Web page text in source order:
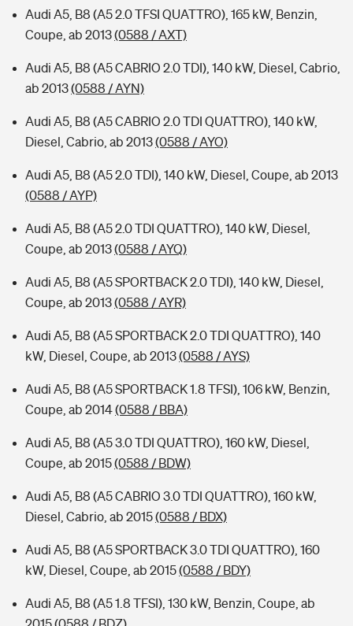
Audi A5, B8 (A5 2.0 TFSI QUATTRO), 165 kW, Benzin,
Coupe, ab 2013(0588 / AXT)
Audi A5, B8 (A5 CABRIO 2.0 TDI), 140 kW, Diesel, Cabrio,
ab 2013(0588 / AYN)
Audi A5, B8 (A5 CABRIO 2.0 TDI QUATTRO), 140 kW,
Diesel, Cabrio, ab 2013(0588 / AYO)
Audi A5, B8 (A5 2.0 TDI), 140 kW, Diesel, Coupe, ab 2013
(0588 / AYP)
Audi A5, B8 (A5 2.0 TDI QUATTRO), 140 kW, Diesel,
Coupe, ab 2013(0588 / AYQ)
Audi A5, B8 (A5 SPORTBACK 2.0 TDI), 140 kW, Diesel,
Coupe, ab 2013(0588 / AYR)
Audi A5, B8 (A5 SPORTBACK 2.0 TDI QUATTRO), 140
kW, Diesel, Coupe, ab 2013(0588 / AYS)
Audi A5, B8 (A5 SPORTBACK 1.8 TFSI), 106 kW, Benzin,
Coupe, ab 2014(0588 / BBA)
Audi A5, B8 (A5 3.0 TDI QUATTRO), 160 kW, Diesel,
Coupe, ab 2015(0588 / BDW)
Audi A5, B8 (A5 CABRIO 3.0 TDI QUATTRO), 160 kW,
Diesel, Cabrio, ab 2015(0588 / BDX)
Audi A5, B8 (A5 SPORTBACK 3.0 TDI QUATTRO), 160
kW, Diesel, Coupe, ab 2015(0588 / BDY)
Audi A5, B8 (A5 1.8 TFSI), 130 kW, Benzin, Coupe, ab